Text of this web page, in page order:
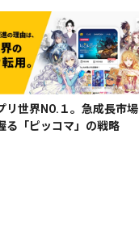
リ世界NO.１。急成長市場
る「ピッコマ」の戦略